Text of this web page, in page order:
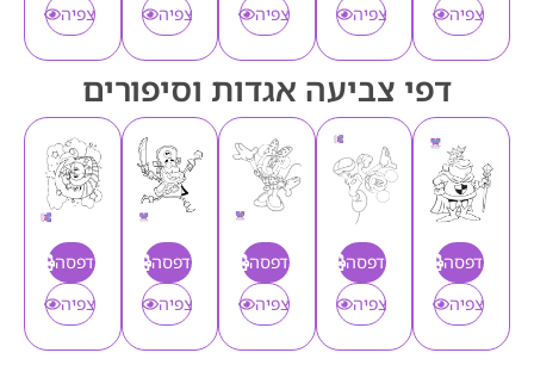
צפיה
צפיה
צפיה
צפיה
צפיה
דפי צביעה אגדות וסיפורים
הדפסה
צפיה
הדפסה
צפיה
הדפסה
צפיה
הדפסה
צפיה
הדפסה
צפיה